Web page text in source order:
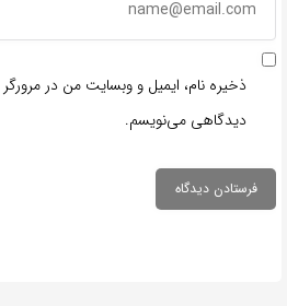
ذخیره نام، ایمیل و وبسایت من در مرورگر
دیدگاهی می‌نویسم.